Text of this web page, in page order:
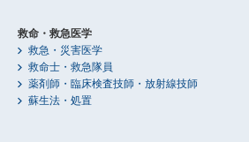
救命・救急医学
救急・災害医学
救命士・救急隊員
薬剤師・臨床検査技師・放射線技師
蘇生法・処置